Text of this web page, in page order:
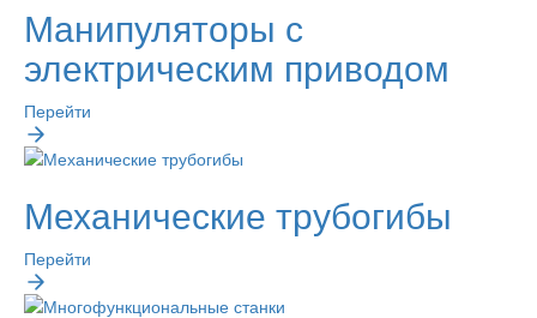
Манипуляторы с
электрическим приводом
Перейти
Механические трубогибы
Перейти